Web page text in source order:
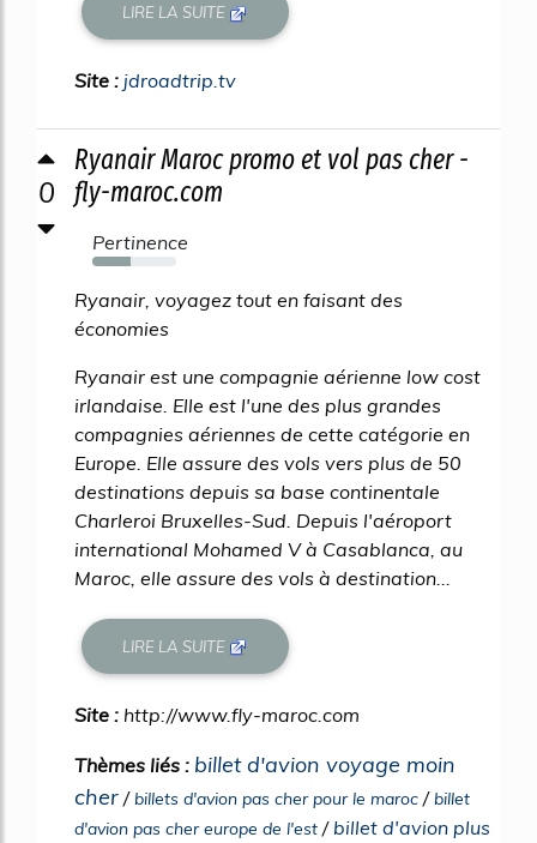
LIRE LA SUITE
Site : jdroadtrip.tv
0
Ryanair Maroc promo et vol pas cher -
fly-maroc.com
Pertinence
45%
Ryanair, voyagez tout en faisant des
économies
Ryanair est une compagnie aérienne low cost
irlandaise. Elle est l'une des plus grandes
compagnies aériennes de cette catégorie en
Europe. Elle assure des vols vers plus de 50
destinations depuis sa base continentale
Charleroi Bruxelles-Sud. Depuis l'aéroport
international Mohamed V à Casablanca, au
Maroc, elle assure des vols à destination...
LIRE LA SUITE
Site : http://www.fly-maroc.com
Thèmes liés : billet d'avion voyage moin
cher /billets d'avion pas cher pour le maroc /billet
d'avion pas cher europe de l'est / billet d'avion plus